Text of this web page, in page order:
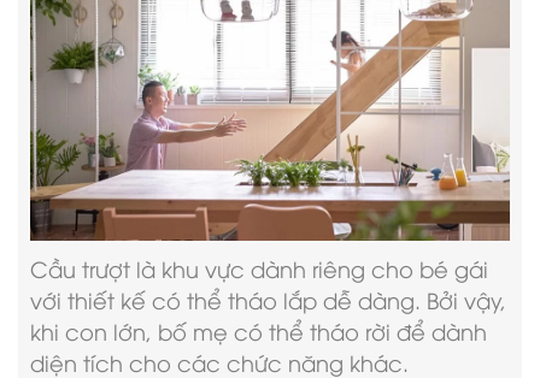
Cầu trượt là khu vực dành riêng cho bé gái
với thiết kế có thể tháo lắp dễ dàng. Bởi vậy,
khi con lớn, bố mẹ có thể tháo rời để dành
diện tích cho các chức năng khác.